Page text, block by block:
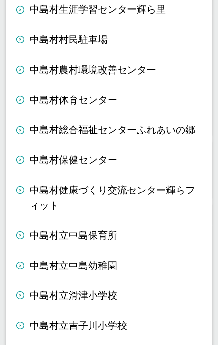
中島村生涯学習センター輝ら里
中島村村民駐車場
中島村農村環境改善センター
中島村体育センター
中島村総合福祉センターふれあいの郷
中島村保健センター
中島村健康づくり交流センター輝らフ
ィット
中島村立中島保育所
中島村立中島幼稚園
中島村立滑津小学校
中島村立吉子川小学校